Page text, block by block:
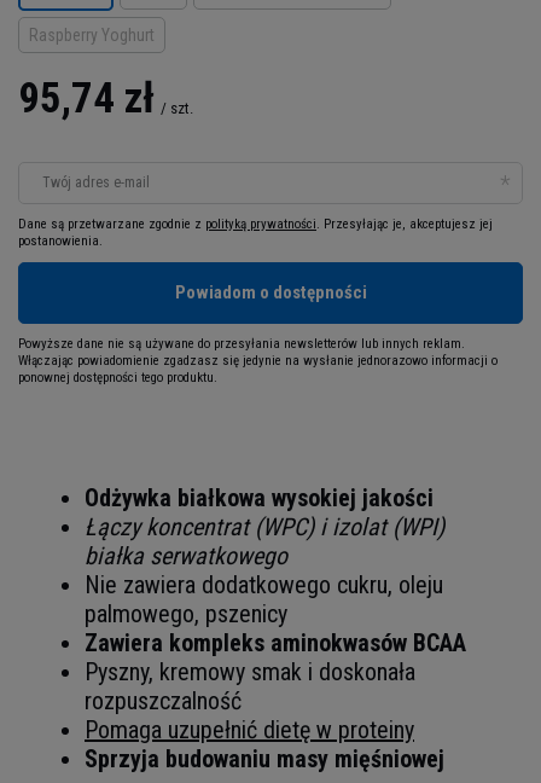
Raspberry Yoghurt
95,74 zł / szt.
Twój adres e-mail
Dane są przetwarzane zgodnie z polityką prywatności. Przesyłając je, akceptujesz jej
postanowienia.
Powiadom o dostępności
Powyższe dane nie są używane do przesyłania newsletterów lub innych reklam.
Włączając powiadomienie zgadzasz się jedynie na wysłanie jednorazowo informacji o
ponownej dostępności tego produktu.
Odżywka białkowa wysokiej jakości
Łączy koncentrat (WPC) i izolat (WPI)
białka serwatkowego
Nie zawiera dodatkowego cukru, oleju
palmowego, pszenicy
Zawiera kompleks aminokwasów BCAA
Pyszny, kremowy smak i doskonała
rozpuszczalność
Pomaga uzupełnić dietę w proteiny
Sprzyja budowaniu masy mięśniowej